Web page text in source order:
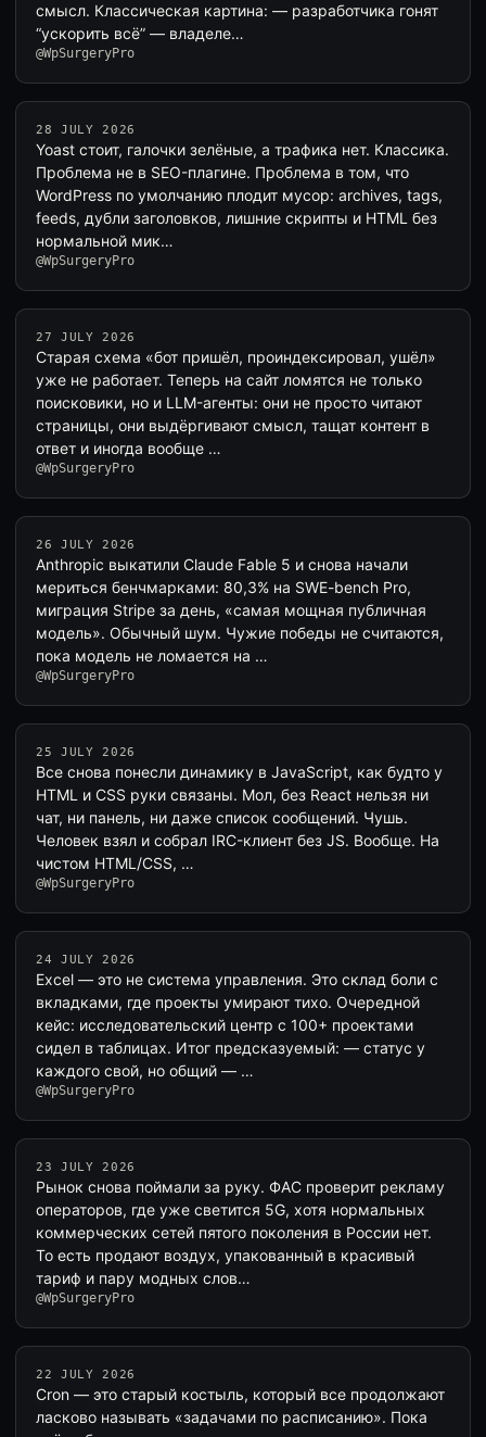
смысл. Классическая картина: — разработчика гонят
“ускорить всё” — владеле…
@WpSurgeryPro
28 JULY 2026
Yoast стоит, галочки зелёные, а трафика нет. Классика.
Проблема не в SEO-плагине. Проблема в том, что
WordPress по умолчанию плодит мусор: archives, tags,
feeds, дубли заголовков, лишние скрипты и HTML без
нормальной мик…
@WpSurgeryPro
27 JULY 2026
Старая схема «бот пришёл, проиндексировал, ушёл»
уже не работает. Теперь на сайт ломятся не только
поисковики, но и LLM-агенты: они не просто читают
страницы, они выдёргивают смысл, тащат контент в
ответ и иногда вообще …
@WpSurgeryPro
26 JULY 2026
Anthropic выкатили Claude Fable 5 и снова начали
мериться бенчмарками: 80,3% на SWE-bench Pro,
миграция Stripe за день, «самая мощная публичная
модель». Обычный шум. Чужие победы не считаются,
пока модель не ломается на …
@WpSurgeryPro
25 JULY 2026
Все снова понесли динамику в JavaScript, как будто у
HTML и CSS руки связаны. Мол, без React нельзя ни
чат, ни панель, ни даже список сообщений. Чушь.
Человек взял и собрал IRC-клиент без JS. Вообще. На
чистом HTML/CSS, …
@WpSurgeryPro
24 JULY 2026
Excel — это не система управления. Это склад боли с
вкладками, где проекты умирают тихо. Очередной
кейс: исследовательский центр с 100+ проектами
сидел в таблицах. Итог предсказуемый: — статус у
каждого свой, но общий — …
@WpSurgeryPro
23 JULY 2026
Рынок снова поймали за руку. ФАС проверит рекламу
операторов, где уже светится 5G, хотя нормальных
коммерческих сетей пятого поколения в России нет.
То есть продают воздух, упакованный в красивый
тариф и пару модных слов…
@WpSurgeryPro
22 JULY 2026
Cron — это старый костыль, который все продолжают
ласково называть «задачами по расписанию». Пока